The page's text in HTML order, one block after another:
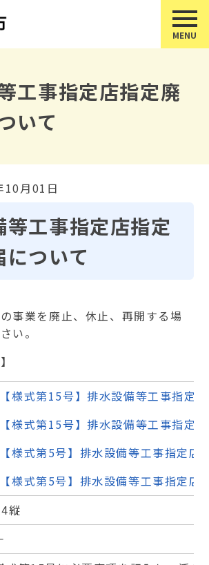
工事指定店指定廃
いて
10月01日
等工事指定店指定
ついて
事業を廃止、休止、再開する場
い。
【様式第15号】排水設備等工事指定
【様式第15号】排水設備等工事指定
【様式第5号】排水設備等工事指定
【様式第5号】排水設備等工事指定
縦